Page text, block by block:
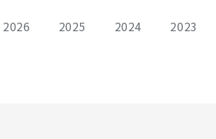
2026 2025 2024 2023